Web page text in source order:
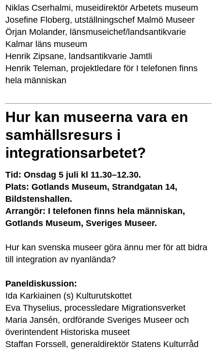
Niklas Cserhalmi, museidirektör Arbetets museum
Josefine Floberg, utställningschef Malmö Museer
Örjan Molander, länsmuseichef/landsantikvarie
Kalmar läns museum
Henrik Zipsane, landsantikvarie Jamtli
Henrik Teleman, projektledare för I telefonen finns
hela människan
Hur kan museerna vara en
samhällsresurs i
integrationsarbetet?
Tid: Onsdag 5 juli kl 11.30–12.30.
Plats: Gotlands Museum, Strandgatan 14,
Bildstenshallen.
Arrangör: I telefonen finns hela människan,
Gotlands Museum, Sveriges Museer.
Hur kan svenska museer göra ännu mer för att bidra
till integration av nyanlända?
Paneldiskussion:
Ida Karkiainen (s) Kulturutskottet
Eva Thyselius, processledare Migrationsverket
Maria Jansén, ordförande Sveriges Museer och
överintendent Historiska museet
Staffan Forssell, generaldirektör Statens Kulturråd